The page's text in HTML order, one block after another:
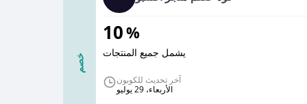
خصم
10%
يشمل جميع المنتجات
آخر تحديث للكوبون
الأربعاء، 29 يوليو